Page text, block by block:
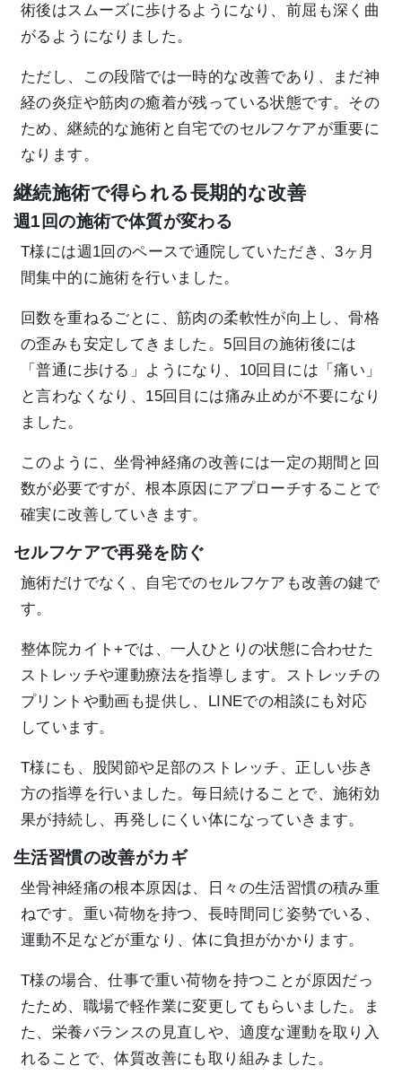
術後はスムーズに歩けるようになり、前屈も深く曲
がるようになりました。
ただし、この段階では一時的な改善であり、まだ神
経の炎症や筋肉の癒着が残っている状態です。その
ため、継続的な施術と自宅でのセルフケアが重要に
なります。
継続施術で得られる長期的な改善
週1回の施術で体質が変わる
T様には週1回のペースで通院していただき、3ヶ月
間集中的に施術を行いました。
回数を重ねるごとに、筋肉の柔軟性が向上し、骨格
の歪みも安定してきました。5回目の施術後には
「普通に歩ける」ようになり、10回目には「痛い」
と言わなくなり、15回目には痛み止めが不要になり
ました。
このように、坐骨神経痛の改善には一定の期間と回
数が必要ですが、根本原因にアプローチすることで
確実に改善していきます。
セルフケアで再発を防ぐ
施術だけでなく、自宅でのセルフケアも改善の鍵で
す。
整体院カイト+では、一人ひとりの状態に合わせた
ストレッチや運動療法を指導します。ストレッチの
プリントや動画も提供し、LINEでの相談にも対応
しています。
T様にも、股関節や足部のストレッチ、正しい歩き
方の指導を行いました。毎日続けることで、施術効
果が持続し、再発しにくい体になっていきます。
生活習慣の改善がカギ
坐骨神経痛の根本原因は、日々の生活習慣の積み重
ねです。重い荷物を持つ、長時間同じ姿勢でいる、
運動不足などが重なり、体に負担がかかります。
T様の場合、仕事で重い荷物を持つことが原因だっ
たため、職場で軽作業に変更してもらいました。ま
た、栄養バランスの見直しや、適度な運動を取り入
れることで、体質改善にも取り組みました。